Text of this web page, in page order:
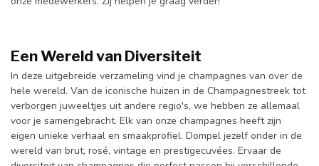
Een Wereld van Diversiteit
In deze uitgebreide verzameling vind je champagnes van over de
hele wereld. Van de iconische huizen in de Champagnestreek tot
verborgen juweeltjes uit andere regio's, we hebben ze allemaal
voor je samengebracht. Elk van onze champagnes heeft zijn
eigen unieke verhaal en smaakprofiel. Dompel jezelf onder in de
wereld van brut, rosé, vintage en prestigecuvées. Ervaar de